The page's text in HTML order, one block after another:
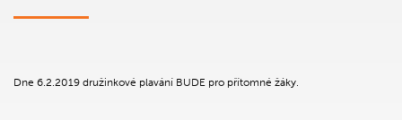
Dne 6.2.2019 družinkové plavání BUDE pro přítomné žáky.